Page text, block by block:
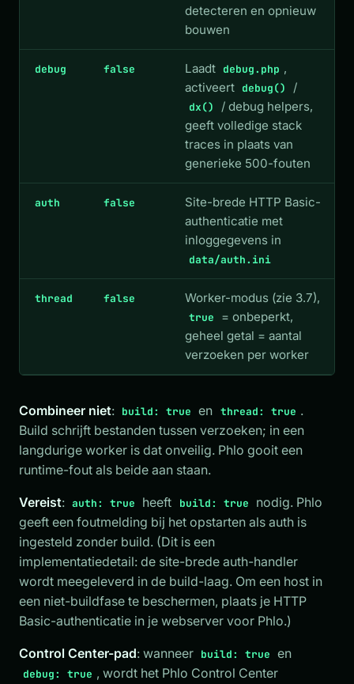
detecteren en opnieuw
bouwen
debug false Laadt debug.php ,
activeert debug() /
dx()
/ debug helpers,
geeft volledige stack
traces in plaats van
generieke 500-fouten
auth false
Site-brede HTTP Basic-
authenticatie met
inloggegevens in
data/auth.ini
thread false Worker-modus (zie 3.7),
true
= onbeperkt,
geheel getal = aantal
verzoeken per worker
Combineer niet: build: true en thread: true .
Build schrijft bestanden tussen verzoeken; in een
langdurige worker is dat onveilig. Phlo gooit een
runtime-fout als beide aan staan.
Vereist: auth: true heeft build: true
nodig. Phlo
geeft een foutmelding bij het opstarten als auth is
ingesteld zonder build. (Dit is een
implementatiedetail: de site-brede auth-handler
wordt meegeleverd in de build-laag. Om een host in
een niet-buildfase te beschermen, plaats je HTTP
Basic-authenticatie in je webserver voor Phlo.)
Control Center-pad: wanneer build: true en
debug: true , wordt het Phlo Control Center